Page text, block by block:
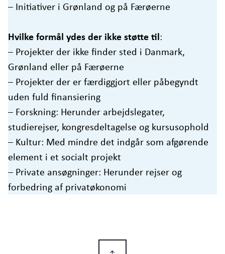
– Initiativer i Grønland og på Færøerne
Hvilke formål ydes der ikke støtte til:
– Projekter der ikke finder sted i Danmark,
Grønland eller på Færøerne
– Projekter der er færdiggjort eller påbegyndt
uden fuld finansiering
– Forskning: Herunder arbejdslegater,
studierejser, kongresdeltagelse og kursusophold
– Kultur: Med mindre det indgår som afgørende
element i et socialt projekt
– Private ansøgninger: Herunder rejser og
forbedring af privatøkonomi